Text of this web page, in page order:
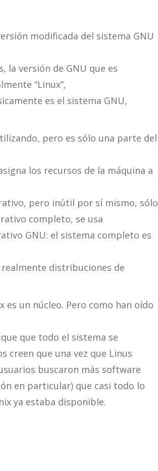
modificada del sistema GNU
la versión de GNU que es
“Linux”,
es el sistema GNU,
pero es sólo una parte del
los recursos de la máquina a
pero inútil por sí mismo, sólo
completo, se usa
GNU: el sistema completo es
realmente distribuciones de
un núcleo. Pero como han oído
que todo el sistema se
creen que una vez que Linus
buscaron más software
en particular) que casi todo lo
ya estaba disponible.